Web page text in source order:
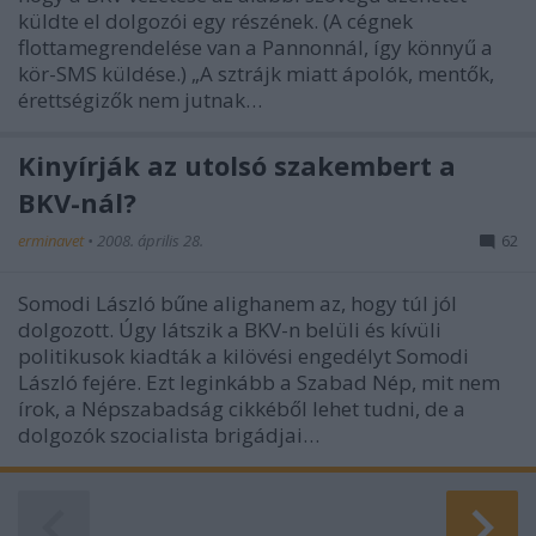
küldte el dolgozói egy részének. (A cégnek
flottamegrendelése van a Pannonnál, így könnyű a
kör-SMS küldése.) „A sztrájk miatt ápolók, mentők,
érettségizők nem jutnak…
Kinyírják az utolsó szakembert a
BKV-nál?
erminavet • 2008. április 28. 62
Somodi László bűne alighanem az, hogy túl jól
dolgozott. Úgy látszik a BKV-n belüli és kívüli
politikusok kiadták a kilövési engedélyt Somodi
László fejére. Ezt leginkább a Szabad Nép, mit nem
írok, a Népszabadság cikkéből lehet tudni, de a
dolgozók szocialista brigádjai…